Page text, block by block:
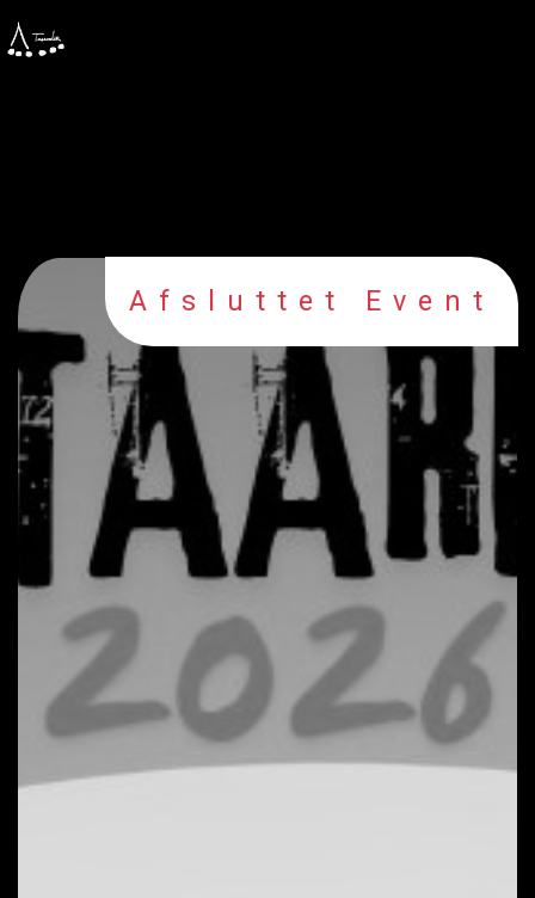
Afsluttet Event